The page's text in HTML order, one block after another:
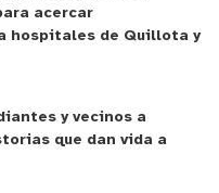
de Biología
ubicada en la
estándares que se
de este tipo,
exigida.
acercar
hospitales de Quillota y
y vecinos a
que dan vida a